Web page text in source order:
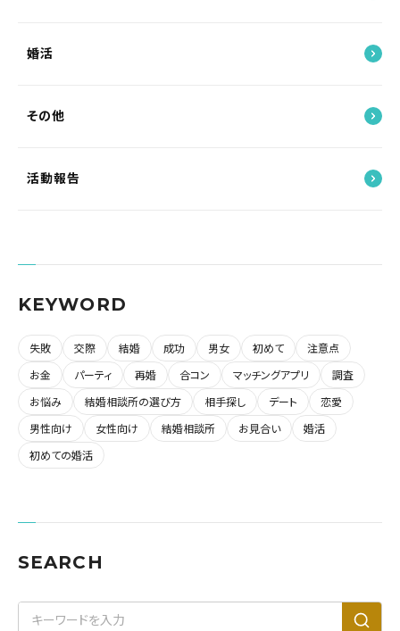
婚活
その他
活動報告
KEYWORD
失敗 交際 結婚 成功 男女 初めて
注意点
お金
パーティ 再婚 合コン マッチングアプリ
調査
お悩み
結婚相談所の選び方 相手探し デート
恋愛
男性向け
女性向け 結婚相談所 お見合い
婚活
初めての婚活
SEARCH